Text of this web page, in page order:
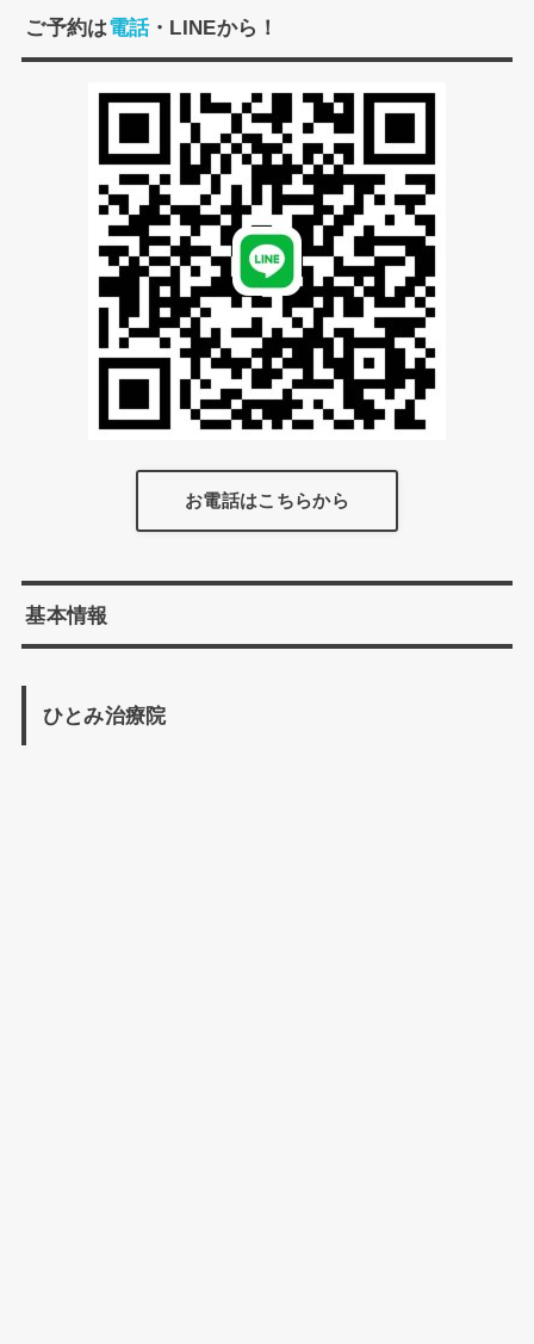
ご予約は電話・LINEから！
お電話はこちらから
基本情報
ひとみ治療院